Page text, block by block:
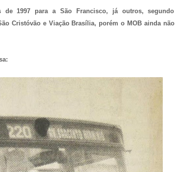
1997 para a São Francisco, já outros, segundo
Cristóvão e Viação Brasília, porém o MOB ainda não